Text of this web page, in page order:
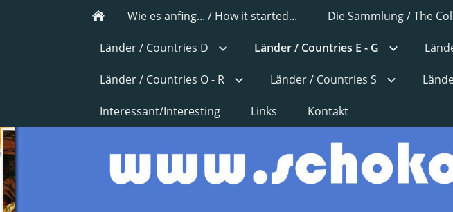
Wie es anfing... / How it started... Die Sammlung / The
Länder / Countries D Länder / Countries E - G
Länder / Countries O - R Länder / Countries S
Interessant/Interesting Links Kontakt